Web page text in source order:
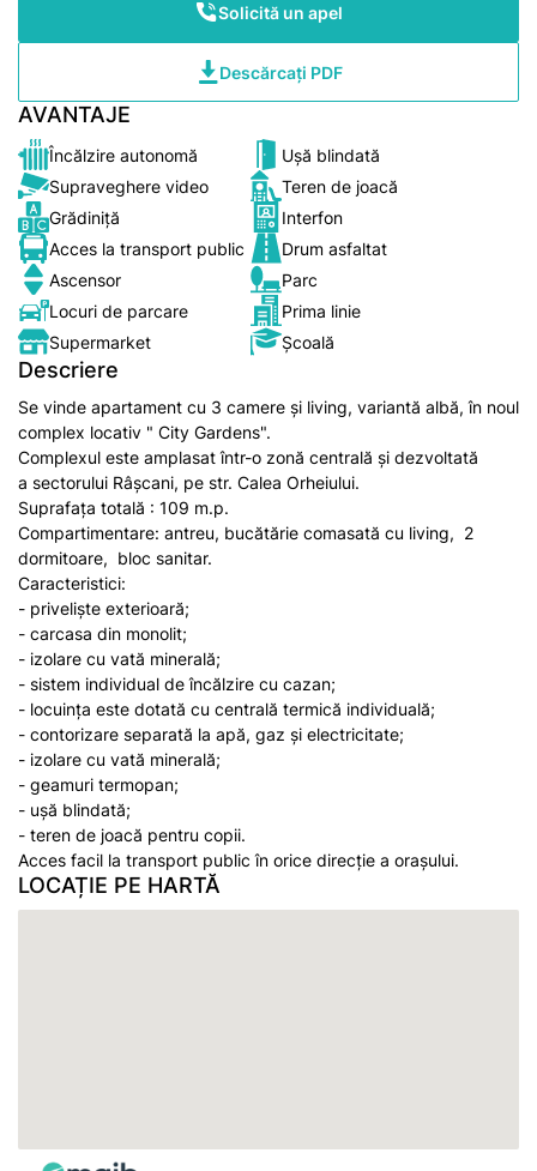
Solicită un apel
Descărcați PDF
AVANTAJE
Încălzire autonomă
Ușă blindată
Supraveghere video
Teren de joacă
Grădiniță
Interfon
Acces la transport public
Drum asfaltat
Ascensor
Parc
Locuri de parcare
Prima linie
Supermarket
Școală
Descriere
Se vinde apartament cu 3 camere și living, variantă albă, în noul
complex locativ " City Gardens".
Complexul este amplasat într-o zonă centrală și dezvoltată
a sectorului Râșcani, pe str. Calea Orheiului.
Suprafața totală : 109 m.p.
Compartimentare: antreu, bucătărie comasată cu living, 2
dormitoare, bloc sanitar.
Caracteristici:
- priveliște exterioară;
- carcasa din monolit;
- izolare cu vată minerală;
- sistem individual de încălzire cu cazan;
- locuința este dotată cu centrală termică individuală;
- contorizare separată la apă, gaz și electricitate;
- izolare cu vată minerală;
- geamuri termopan;
- ușă blindată;
- teren de joacă pentru copii.
Acces facil la transport public în orice direcție a orașului.
LOCAȚIE PE HARTĂ